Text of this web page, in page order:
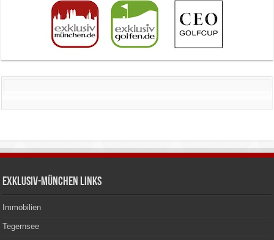
Exklusiv-München Links
Immobilien
Tegernsee